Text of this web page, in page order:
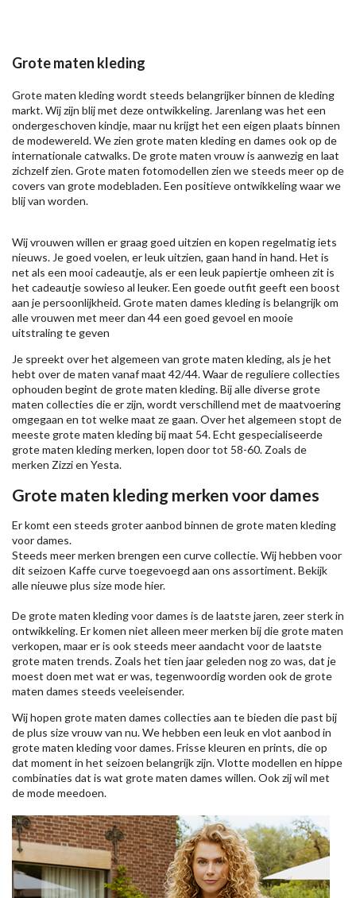
Grote maten kleding
Grote maten kleding wordt steeds belangrijker binnen de kleding
markt. Wij zijn blij met deze ontwikkeling. Jarenlang was het een
ondergeschoven kindje, maar nu krijgt het een eigen plaats binnen
de modewereld. We zien grote maten kleding en dames ook op de
internationale catwalks. De grote maten vrouw is aanwezig en laat
zichzelf zien. Grote maten fotomodellen zien we steeds meer op de
covers van grote modebladen. Een positieve ontwikkeling waar we
blij van worden.
Wij vrouwen willen er graag goed uitzien en kopen regelmatig iets
nieuws. Je goed voelen, er leuk uitzien, gaan hand in hand. Het is
net als een mooi cadeautje, als er een leuk papiertje omheen zit is
het cadeautje sowieso al leuker. Een goede outfit geeft een boost
aan je persoonlijkheid. Grote maten dames kleding is belangrijk om
alle vrouwen met meer dan 44 een goed gevoel en mooie
uitstraling te geven
Je spreekt over het algemeen van grote maten kleding, als je het
hebt over de maten vanaf maat 42/44. Waar de reguliere collecties
ophouden begint de grote maten kleding. Bij alle diverse grote
maten collecties die er zijn, wordt verschillend met de maatvoering
omgegaan en tot welke maat ze gaan. Over het algemeen stopt de
meeste grote maten kleding bij maat 54. Echt gespecialiseerde
grote maten kleding merken, lopen door tot 58-60. Zoals de
merken Zizzien Yesta.
Grote maten kleding merken voor dames
Er komt een steeds groter aanbod binnen de grote maten kleding
voor dames.
Steeds meer merken brengen een curve collectie. Wij hebben voor
dit seizoen Kaffecurve toegevoegd aan ons assortiment. Bekijk
alle nieuweplus size modehier.
De grote maten kleding voor dames is de laatste jaren, zeer sterk in
ontwikkeling. Er komen niet alleen meer merken bij die grote maten
verkopen, maar er is ook steeds meer aandacht voor de laatste
grote maten trends. Zoals het tien jaar geleden nog zo was, dat je
moest doen met wat er was, tegenwoordig worden ook de grote
maten dames steeds veeleisender.
Wij hopen grote maten dames collecties aan te bieden die past bij
de plus size vrouw van nu. We hebben een leuk en vlot aanbod in
grote maten kleding voor dames. Frisse kleuren en prints, die op
dat moment in het seizoen belangrijk zijn. Vlotte modellen en hippe
combinaties dat is wat grote maten dames willen. Ook zij wil met
de mode meedoen.